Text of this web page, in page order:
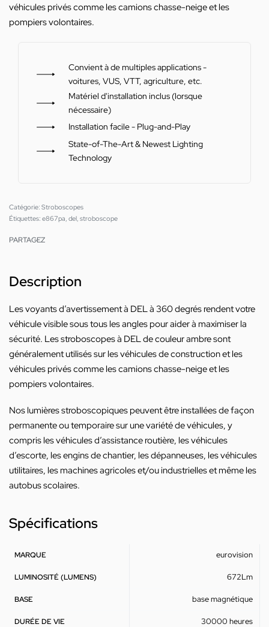
véhicules privés comme les camions chasse-neige et les
pompiers volontaires.
Convient à de multiples applications -
voitures, VUS, VTT, agriculture, etc.
Matériel d'installation inclus (lorsque
nécessaire)
Installation facile - Plug-and-Play
State-of-The-Art & Newest Lighting
Technology
Catégorie: Stroboscopes
Étiquettes: e867pa del stroboscope
PARTAGEZ
Description
Les voyants d’avertissement à DEL à 360 degrés rendent votre
véhicule visible sous tous les angles pour aider à maximiser la
sécurité. Les stroboscopes à DEL de couleur ambre sont
généralement utilisés sur les véhicules de construction et les
véhicules privés comme les camions chasse-neige et les
pompiers volontaires.
Nos lumières stroboscopiques peuvent être installées de façon
permanente ou temporaire sur une variété de véhicules, y
compris les véhicules d’assistance routière, les véhicules
d’escorte, les engins de chantier, les dépanneuses, les véhicules
utilitaires, les machines agricoles et/ou industrielles et même les
autobus scolaires.
Spécifications
MARQUE eurovision
LUMINOSITÉ (LUMENS) 672Lm
BASE base magnétique
DURÉE DE VIE 30000 heures